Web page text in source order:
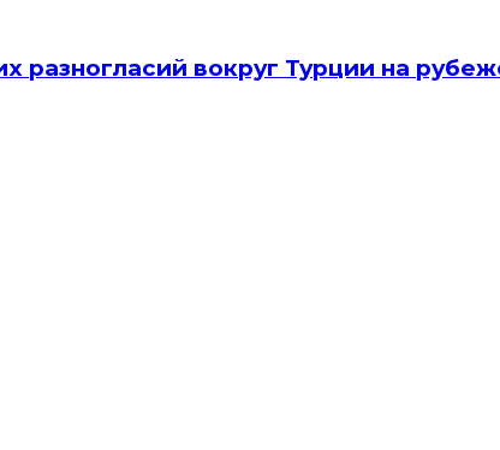
разногласий вокруг Турции на